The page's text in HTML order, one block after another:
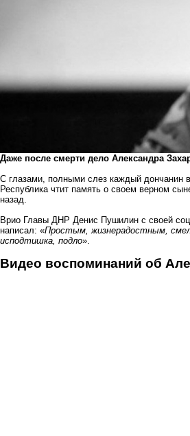
Даже после смерти дело Александра
С глазами, полными слез каждый дончанин
Республика чтит память о своем верном
назад.
Врио Главы ДНР Денис Пушилин с своей
написал: «Простым, жизнерадостным,
исподтишка, подло».
Видео воспоминаний об